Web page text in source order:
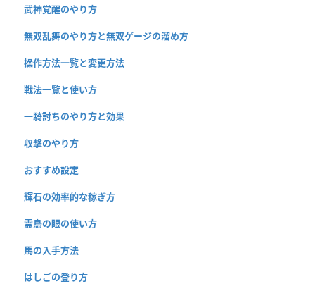
武神覚醒のやり方
無双乱舞のやり方と無双ゲージの溜め方
操作方法一覧と変更方法
戦法一覧と使い方
一騎討ちのやり方と効果
収撃のやり方
おすすめ設定
輝石の効率的な稼ぎ方
霊鳥の眼の使い方
馬の入手方法
はしごの登り方